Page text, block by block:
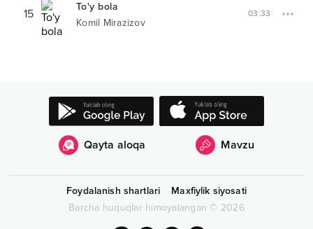
15
To'y bola
Komil Mirazizov
03:33
Qayta aloqa Mavzu
Foydalanish shartlari
Maxfiylik siyosati
Barcha huquqlar himoyalangan © 2026